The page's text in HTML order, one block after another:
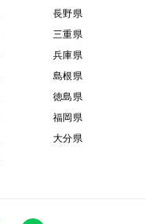
長野県
三重県
兵庫県
島根県
徳島県
福岡県
大分県